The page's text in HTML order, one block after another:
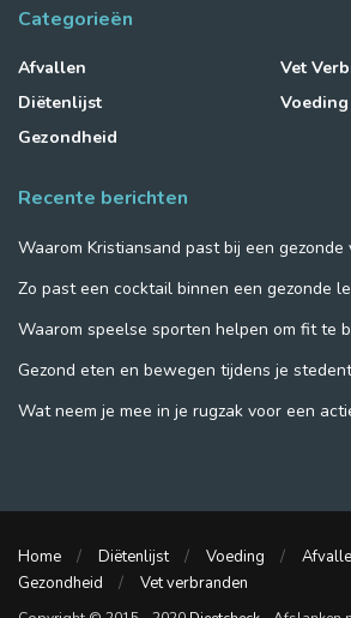
Categorieën
Afvallen
Diëtenlijst
Gezondheid
Vet
Voeding
Recente berichten
Waarom Kristiansand past bij een gezonde
Zo past een cocktail binnen een gezonde
Waarom speelse sporten helpen om fit te
Gezond eten en bewegen tijdens je
Wat neem je mee in je rugzak voor een
Home Diëtenlijst Voeding
Gezondheid
Vet verbranden